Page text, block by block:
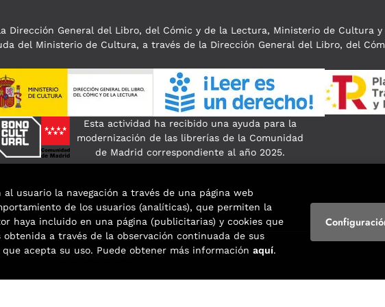
Dirección General del Libro, del Cómic y de la Lectura, Ministerio de Cultura y
del Ministerio de Cultura, a través de la Dirección General del Libro, del
Esta actividad ha recibido una ayuda para la
modernización de las librerías de la Comunidad
de Madrid correspondiente al año 2025.
|Trevenque Group
usuario la navegación a través de una página web
de los usuarios (analíticas), que permiten la
haya incluido en una página (publicitarias) y cookies que
a través de la observación continuada de sus
acepta su uso. Puede obtener más información aquí.